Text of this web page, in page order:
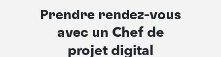
Prendre rendez-vous
avec un Chef de
projet digital